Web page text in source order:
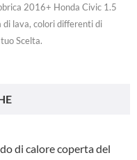
2016+ Honda Civic 1.5
di lava, colori differenti di
Scelta.
di calore coperta del